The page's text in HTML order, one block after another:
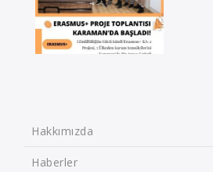
Hakkımızda
Haberler